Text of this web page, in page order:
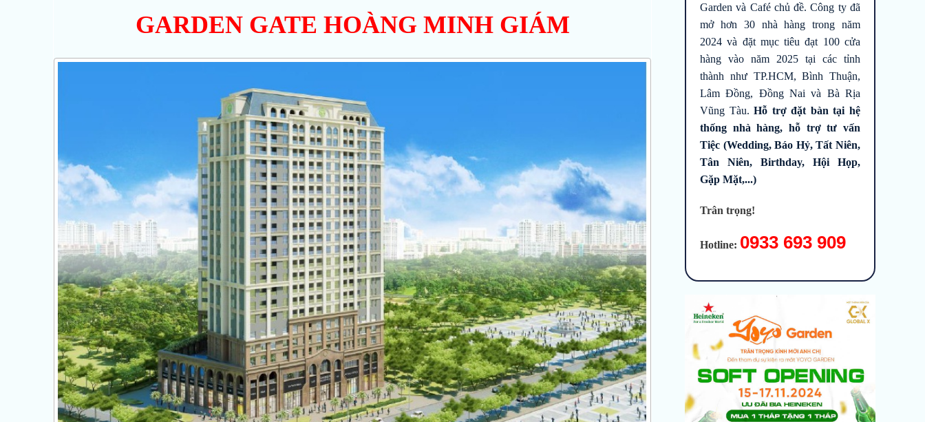
GARDEN GATE HOÀNG MINH GIÁM
Garden và Café chủ đề. Công ty đã
mở hơn 30 nhà hàng trong năm
2024 và đặt mục tiêu đạt 100 cửa
hàng vào năm 2025 tại các tỉnh
thành như TP.HCM, Bình Thuận,
Lâm Đồng, Đồng Nai và Bà Rịa
Vũng Tàu.Hỗ trợ đặt bàn tại hệ
thống nhà hàng, hỗ trợ tư vấn
Tiệc (Wedding, Báo Hỷ, Tất Niên,
Tân Niên, Birthday, Hội Họp,
Gặp Mặt,...)
Trân trọng!
Hotline: 0933 693 909